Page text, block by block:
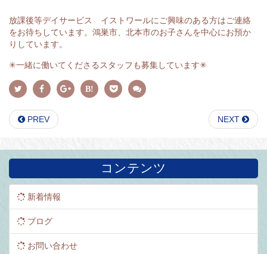
放課後等デイサービス イストワールにご興味のある方はご連絡
をお待ちしています。鴻巣市、北本市のお子さんを中心にお預か
りしています。
✳︎一緒に働いてくださるスタッフも募集しています✳︎
PREV NEXT
コンテンツ
新着情報
ブログ
お問い合わせ